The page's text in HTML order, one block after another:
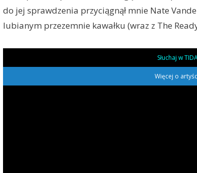
do jej sprawdzenia przyciągnął mnie Nate
lubianym przezemnie kawałku (wraz z The
Słuchaj w
Więcej o